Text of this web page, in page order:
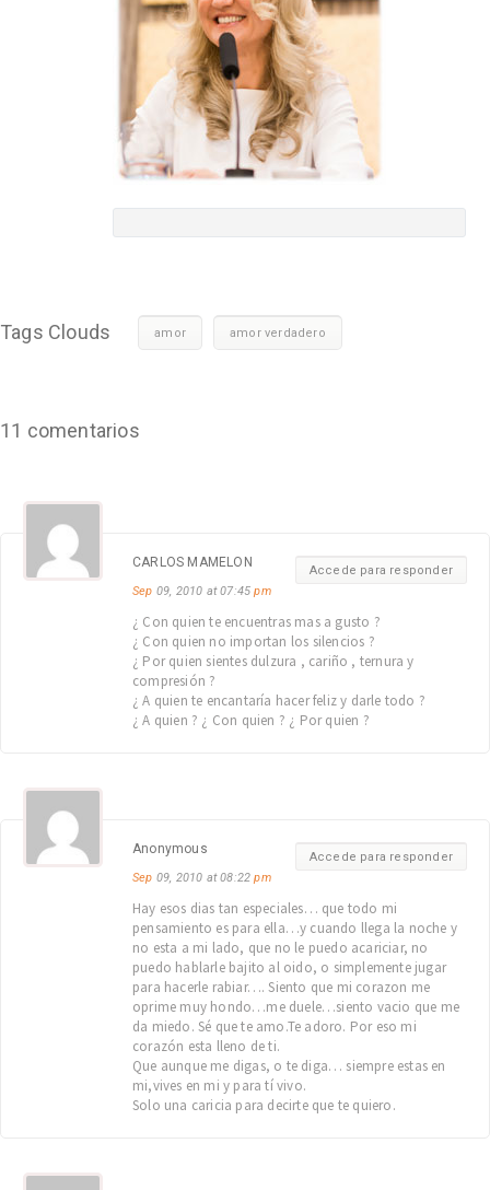
Tags Clouds amor amor verdadero
11 comentarios
Accede para responder
CARLOS MAMELON
Sep 09, 2010 at 07:45pm
¿ Con quien te encuentras mas a gusto ?
¿ Con quien no importan los silencios ?
¿ Por quien sientes dulzura , cariño , ternura y
compresión ?
¿ A quien te encantaría hacer feliz y darle todo ?
¿ A quien ? ¿ Con quien ? ¿ Por quien ?
Accede para responder
Anonymous
Sep 09, 2010 at 08:22pm
Hay esos dias tan especiales… que todo mi
pensamiento es para ella…y cuando llega la noche y
no esta a mi lado, que no le puedo acariciar, no
puedo hablarle bajito al oido, o simplemente jugar
para hacerle rabiar…. Siento que mi corazon me
oprime muy hondo…me duele…siento vacio que me
da miedo. Sé que te amo.Te adoro. Por eso mi
corazón esta lleno de ti.
Que aunque me digas, o te diga… siempre estas en
mi,vives en mi y para tí vivo.
Solo una caricia para decirte que te quiero.